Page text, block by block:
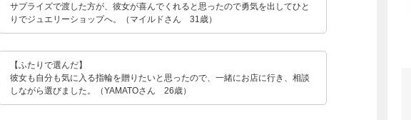
サプライズで渡した方が、彼女が喜んでくれると思ったので勇気を出してひと
りでジュエリーショップへ。（マイルドさん 31歳）
【ふたりで選んだ】
彼女も自分も気に入る指輪を贈りたいと思ったので、一緒にお店に行き、相談
しながら選びました。（YAMATOさん 26歳）